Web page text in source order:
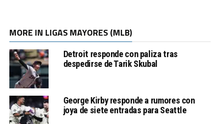
MORE IN LIGAS MAYORES (MLB)
Detroit responde con paliza tras
despedirse de Tarik Skubal
George Kirby responde a rumores con
joya de siete entradas para Seattle